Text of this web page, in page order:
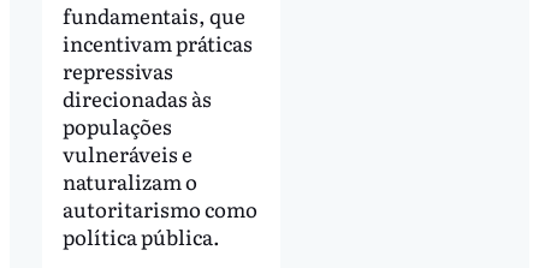
fundamentais, que
incentivam práticas
repressivas
direcionadas às
populações
vulneráveis e
naturalizam o
autoritarismo como
política pública.